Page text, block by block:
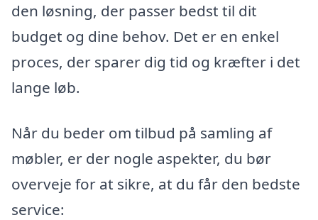
den løsning, der passer bedst til dit
budget og dine behov. Det er en enkel
proces, der sparer dig tid og kræfter i det
lange løb.
Når du beder om tilbud på samling af
møbler, er der nogle aspekter, du bør
overveje for at sikre, at du får den bedste
service: